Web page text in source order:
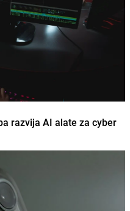
razvija AI alate za cyber